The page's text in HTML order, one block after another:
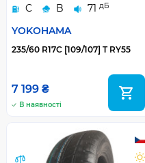
C B 71 дБ
YOKOHAMA
235/60 R17C [109/107] T RY55
7 199 ₴
В наявності